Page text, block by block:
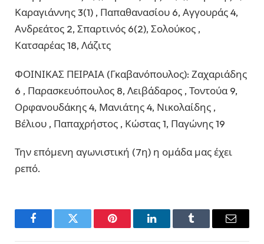
Καραγιάννης 3(1) , Παπαθανασίου 6, Αγγουράς 4,
Ανδρεάτος 2, Σπαρτινός 6(2), Σολούκος ,
Κατσαρέας 18, Λάζιτς
ΦΟΙΝΙΚΑΣ ΠΕΙΡΑΙΑ (Γκαβανόπουλος): Ζαχαριάδης
6 , Παρασκευόπουλος 8, Λειβάδαρος , Τοντούα 9,
Ορφανουδάκης 4, Μανιάτης 4, Νικολαίδης ,
Βέλιου , Παπαχρήστος , Κώστας 1, Παγώνης 19
Την επόμενη αγωνιστική (7η) η ομάδα μας έχει
ρεπό.
FacebookTwitter Pinterest LinkedInTumblr Email